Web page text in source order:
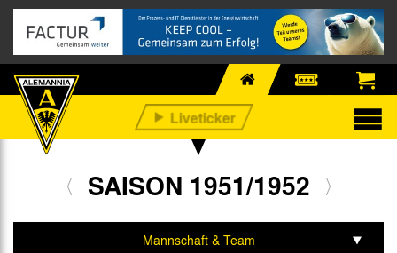
SAISON 1951/1952
Mannschaft & Team